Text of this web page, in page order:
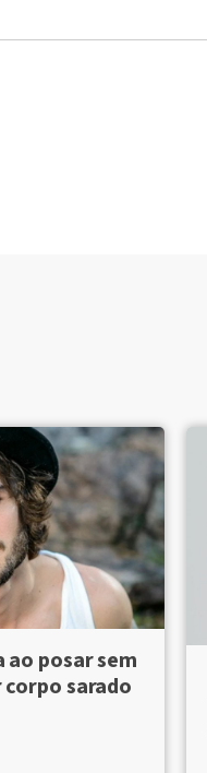
ao posar sem
sarado